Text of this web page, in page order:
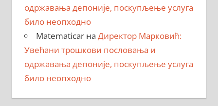
одржавања депоније, поскупљење услуга
било неопходно
Matematicarна Директор Марковић:
Увећани трошкови пословања и
одржавања депоније, поскупљење услуга
било неопходно